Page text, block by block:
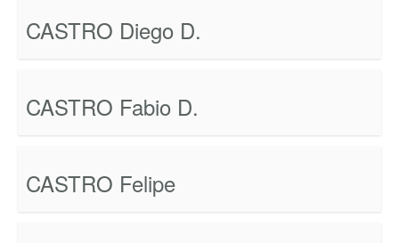
CASTRO Diego D.
CASTRO Fabio D.
CASTRO Felipe